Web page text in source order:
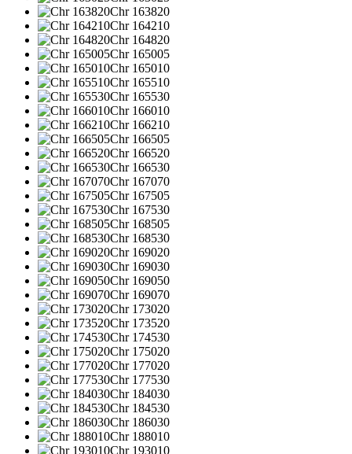
Chr 163820
Chr 164210
Chr 164820
Chr 165005
Chr 165010
Chr 165510
Chr 165530
Chr 166010
Chr 166210
Chr 166505
Chr 166520
Chr 166530
Chr 167070
Chr 167505
Chr 167530
Chr 168505
Chr 168530
Chr 169020
Chr 169030
Chr 169050
Chr 169070
Chr 173020
Chr 173520
Chr 174530
Chr 175020
Chr 177020
Chr 177530
Chr 184030
Chr 184530
Chr 186030
Chr 188010
Chr 193010